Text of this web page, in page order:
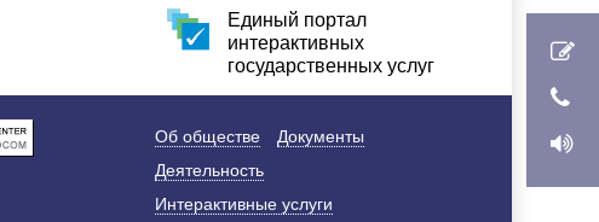
Единый портал
интерактивных
государственных услуг
Об обществе
Документы
Деятельность
Интерактивные услуги